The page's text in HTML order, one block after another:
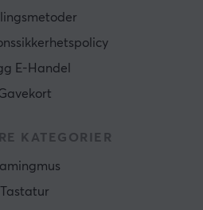
E-Handel
KATEGORIER
Tastatur